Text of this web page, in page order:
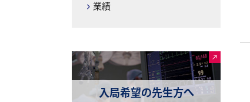
業績
入局希望の先生方へ